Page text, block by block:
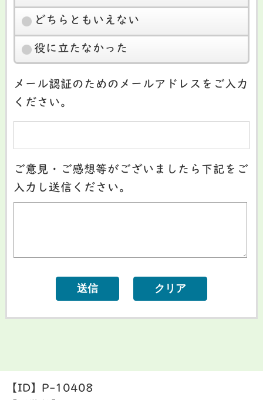
どちらともいえない
役に立たなかった
メール認証のためのメールアドレスをご入力
ください。
ご意見・ご感想等がございましたら下記をご
入力し送信ください。
【ID】 P-10408